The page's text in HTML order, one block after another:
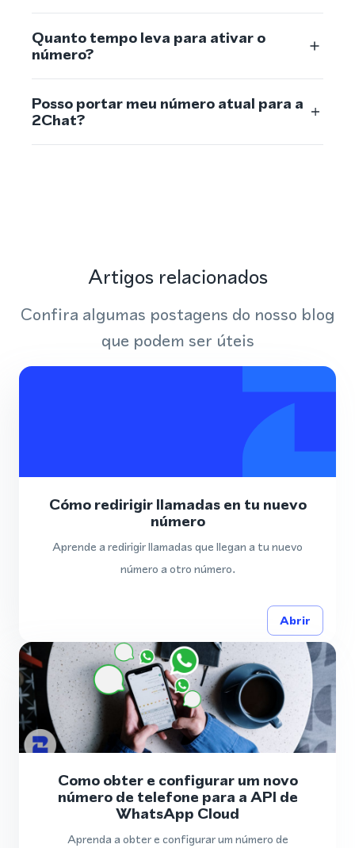
Quanto tempo leva para ativar o
número?
Posso portar meu número atual para a
2Chat?
Artigos relacionados
Confira algumas postagens do nosso blog
que podem ser úteis
Cómo redirigir llamadas en tu nuevo
número
Aprende a redirigir llamadas que llegan a tu nuevo
número a otro número.
Abrir
Como obter e configurar um novo
número de telefone para a API de
WhatsApp Cloud
Aprenda a obter e configurar um número de